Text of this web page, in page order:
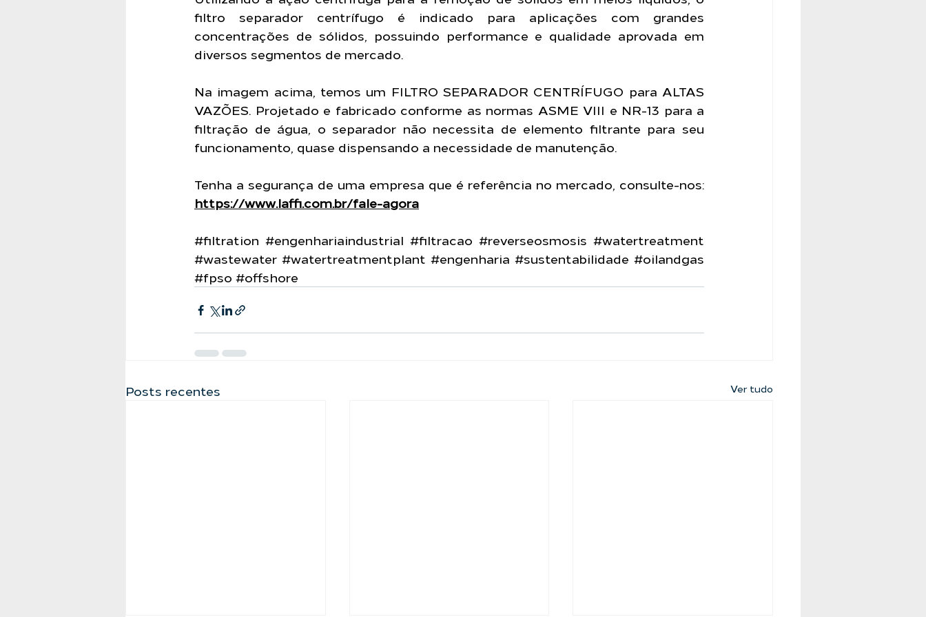
filtro separador centrífugo é indicado para aplicações com grandes
concentrações de sólidos, possuindo performance e qualidade aprovada em
diversos segmentos de mercado.
Na imagem acima, temos um FILTRO SEPARADOR CENTRÍFUGO para ALTAS
VAZÕES. Projetado e fabricado conforme as normas ASME VIII e NR-13 para a
filtração de água, o separador não necessita de elemento filtrante para seu
funcionamento, quase dispensando a necessidade de manutenção.
https://www.laffi.com.br/fale-agora
#filtration #engenhariaindustrial #filtracao #reverseosmosis #watertreatment
#wastewater #watertreatmentplant #engenharia #sustentabilidade #oilandgas
#fpso #offshore
Posts recentes Ver tudo